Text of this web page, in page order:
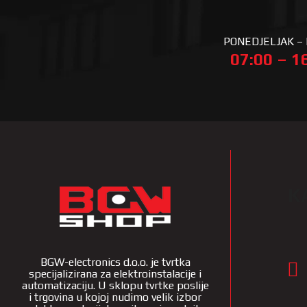
PONEDJELJAK
07:00 –
BGW-electronics d.o.o. je tvrtka
specijalizirana za elektroinstalacije i
automatizaciju. U sklopu tvrtke poslije
i trgovina u kojoj nudimo velik izbor